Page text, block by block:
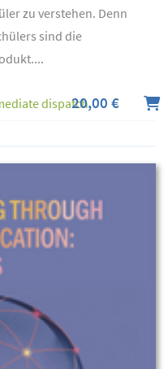
zu verstehen. Denn
sind die
dispatch20,00 €